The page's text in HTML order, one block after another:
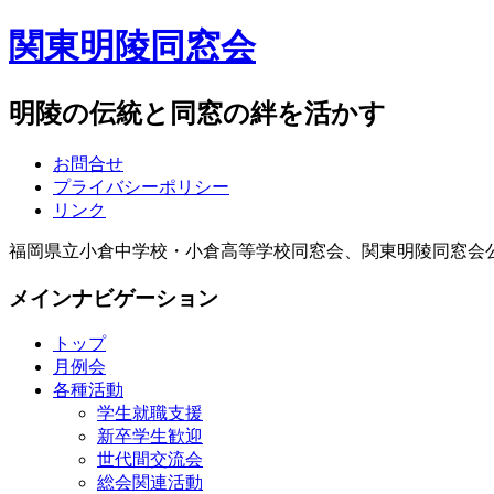
関東明陵同窓会
明陵の伝統と同窓の絆を活かす
お問合せ
プライバシーポリシー
リンク
福岡県立小倉中学校・小倉高等学校同窓会、関東明陵同窓会
メインナビゲーション
トップ
月例会
各種活動
学生就職支援
新卒学生歓迎
世代間交流会
総会関連活動